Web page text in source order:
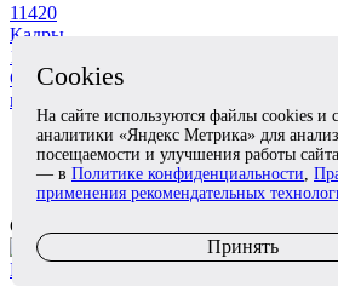
11420
Кадры
1 октября 2018
О загадках нового профессионального
медицинской реабилитации
1
2
›
СЛЕДИТЕ ЗА НАМИ В
ВКонтакте
Cookies
На сайте используются файлы cookies и
аналитики «Яндекс Метрика» для
посещаемости и улучшения работы
— в Политике конфиденциальности,
применения рекомендательных
Принять